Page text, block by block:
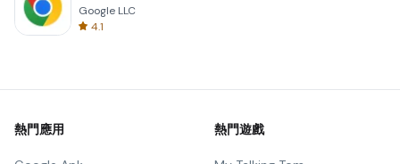
Google LLC
4.1
熱門應用 熱門遊戲